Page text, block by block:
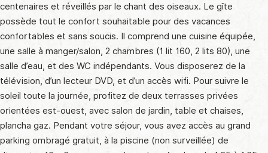
centenaires et réveillés par le chant des oiseaux. Le gîte
possède tout le confort souhaitable pour des vacances
confortables et sans soucis. Il comprend une cuisine équipée,
une salle à manger/salon, 2 chambres (1 lit 160, 2 lits 80), une
salle d’eau, et des WC indépendants. Vous disposerez de la
télévision, d’un lecteur DVD, et d’un accès wifi. Pour suivre le
soleil toute la journée, profitez de deux terrasses privées
orientées est-ouest, avec salon de jardin, table et chaises,
plancha gaz. Pendant votre séjour, vous avez accès au grand
parking ombragé gratuit, à la piscine (non surveillée) de